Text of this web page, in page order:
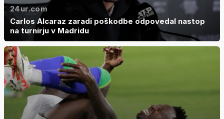
24ur.com
Carlos Alcaraz zaradi poškodbe odpovedal nastop
na turnirju v Madridu